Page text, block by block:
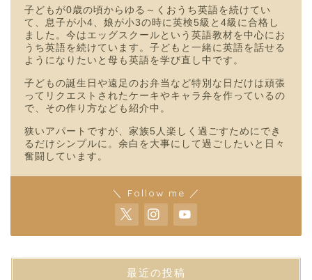
子どもが0歳の頃からゆる～くおうち英語を続けてい
て、息子が小4、娘が小3の時に英検5級と4級に合格し
ました。今はエッグスクールという英語教材を中心にお
うち英語を続けています。子どもと一緒に英語を話せる
ようになりたいと母も英語を学び直し中です。
子どもの誕生日や遠足のお弁当など特別な日だけは頑張
ってリクエストされたケーキやキャラ弁を作っているの
で、その作り方なども紹介中。
狭いアパートですが、家族5人楽しく過ごすためにでき
るだけシンプルに。余白を大事にして過ごしたいと日々
奮闘しています。
＼ Follow me ／
最近の投稿